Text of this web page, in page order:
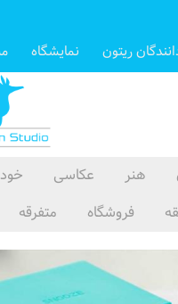
ریتون نمایشگاه
هنر عکاسی
فروشگاه متفرقه